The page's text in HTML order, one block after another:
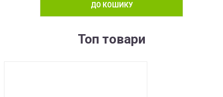
ДО КОШИКУ
Топ товари